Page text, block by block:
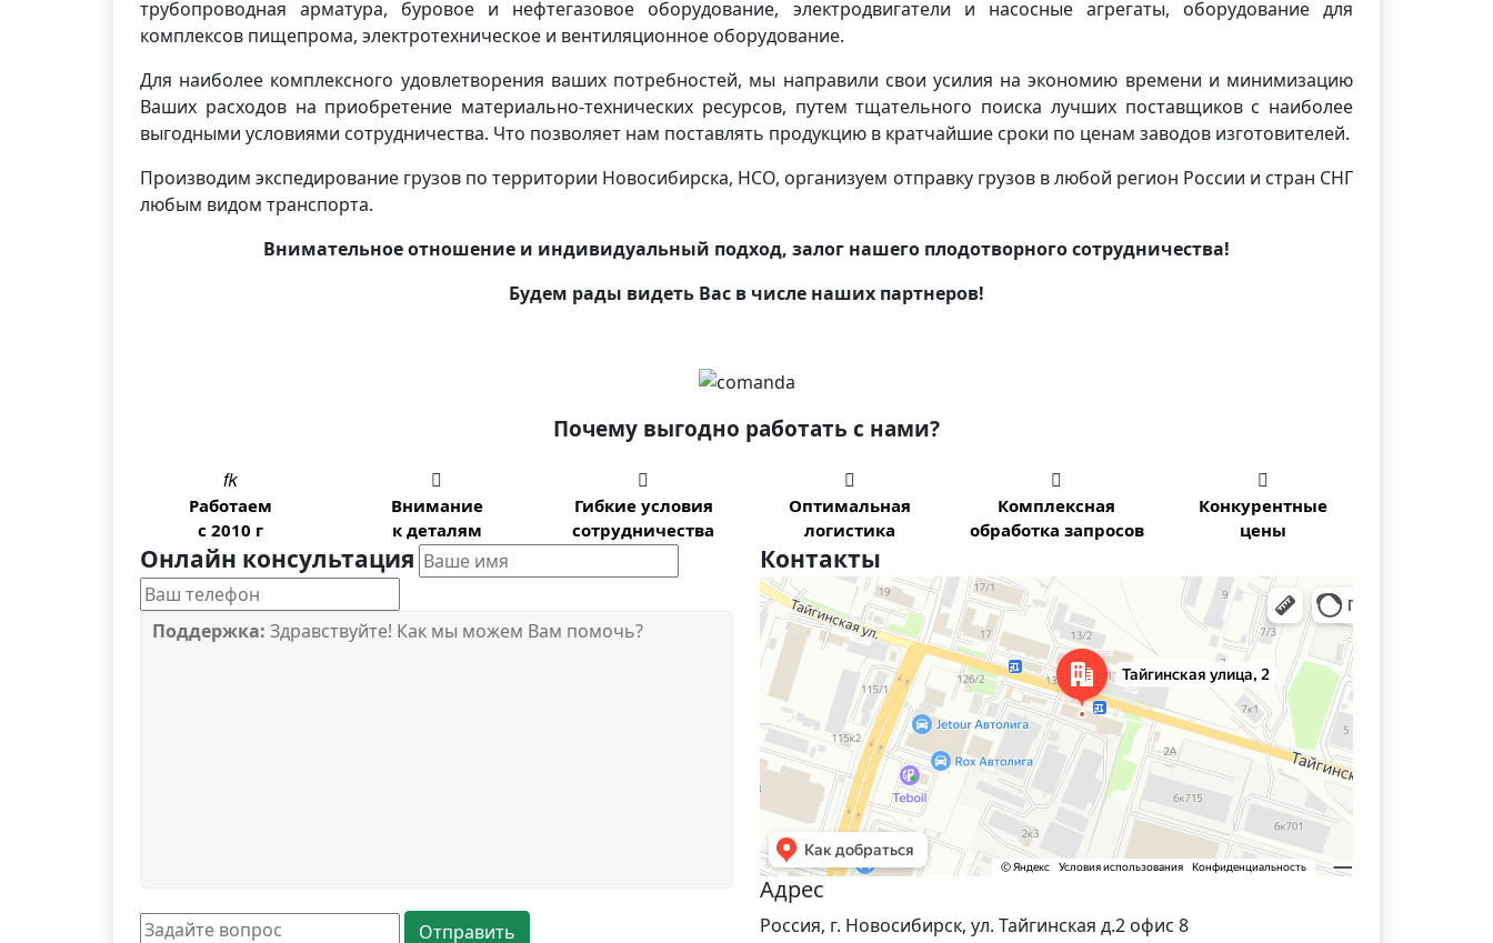
трубопроводная арматура, буровое и нефтегазовое оборудование, электродвигатели и насосные агрегаты, оборудование для
комплексов пищепрома, электротехническое и вентиляционное оборудование.
Для наиболее комплексного удовлетворения ваших потребностей, мы направили свои усилия на экономию времени и минимизацию
Ваших расходов на приобретение материально-технических ресурсов, путем тщательного поиска лучших поставщиков с наиболее
выгодными условиями сотрудничества. Что позволяет нам поставлять продукцию в кратчайшие сроки по ценам заводов изготовителей.
Производим экспедирование грузов по территории Новосибирска, НСО, организуем отправку грузов в любой регион России и стран СНГ
любым видом транспорта.
Внимательное отношение и индивидуальный подход, залог нашего плодотворного сотрудничества!
Будем рады видеть Вас в числе наших партнеров!
Почему выгодно работать с нами?

Работаем
с 2010 г

Внимание
к деталям

Гибкие условия
сотрудничества

Оптимальная
логистика

Комплексная
обработка запросов

Конкурентные
цены
Онлайн консультация
Поддержка: Здравствуйте! Как мы можем Вам помочь?
Контакты
Новосибирск
Тайгинская улица, 2 на карте Новосибирска — Яндекс Карты
Адрес
Россия, г. Новосибирск, ул. Тайгинская д.2 офис 8